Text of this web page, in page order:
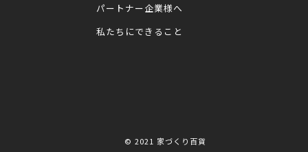
パートナー企業様へ
私たちにできること
© 2021 家づくり百貨